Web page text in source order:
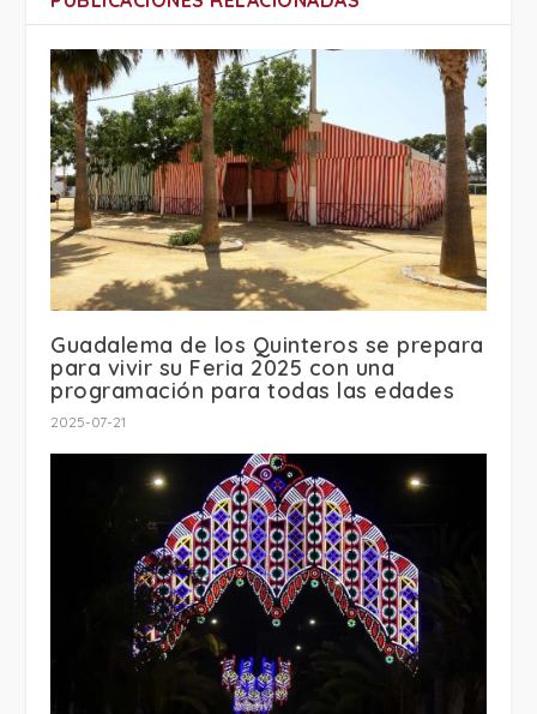
Guadalema de los Quinteros se prepara
para vivir su Feria 2025 con una
programación para todas las edades
2025-07-21